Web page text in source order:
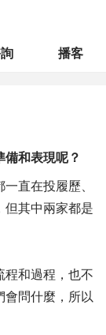
播客
和表現呢？
直在投履歷、
但其中兩家都是
程和過程，也不
會問什麼，所以